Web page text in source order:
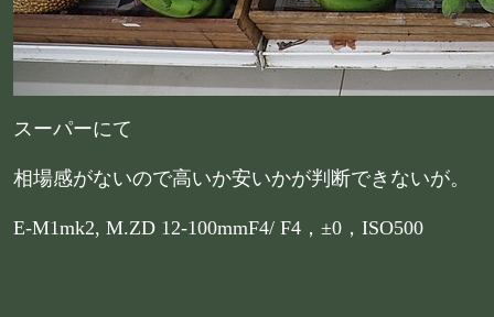
スーパーにて
相場感がないので高いか安いかが判断できないが。
E-M1mk2, M.ZD 12-100mmF4/ F4，±0，ISO500